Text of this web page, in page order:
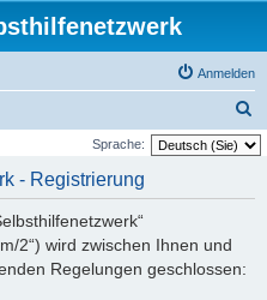
Anmelden
u
Sprache:
- Registrierung
2“) wird zwischen Ihnen und
Regelungen geschlossen: